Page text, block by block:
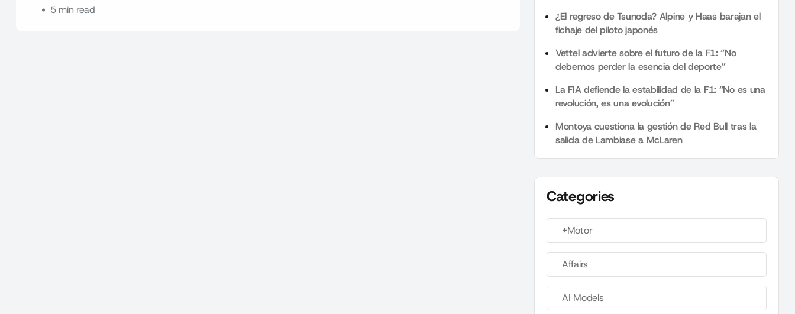
5 min read
¿El regreso de Tsunoda? Alpine y Haas barajan el
fichaje del piloto japonés
Vettel advierte sobre el futuro de la F1: “No
debemos perder la esencia del deporte”
La FIA defiende la estabilidad de la F1: “No es una
revolución, es una evolución”
Montoya cuestiona la gestión de Red Bull tras la
salida de Lambiase a McLaren
Categories
+Motor
Affairs
AI Models